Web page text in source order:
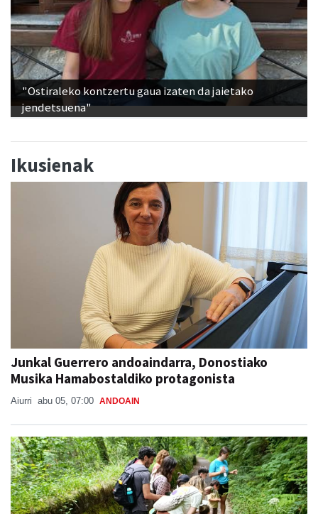
"Ostiraleko kontzertu gaua izaten da jaietako
jendetsuena"
Ikusienak
Junkal Guerrero andoaindarra, Donostiako
Musika Hamabostaldiko protagonista
Aiurri abu 05, 07:00 ANDOAIN